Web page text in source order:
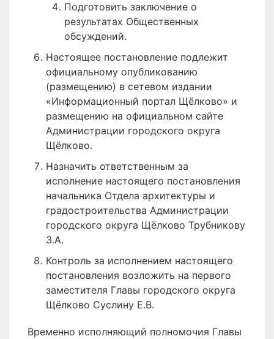
Подготовить заключение о
результатах Общественных
обсуждений.
Настоящее постановление подлежит
официальному опубликованию
(размещению) в сетевом издании
«Информационный портал Щёлково» и
размещению на официальном сайте
Администрации городского округа
Щёлково.
Назначить ответственным за
исполнение настоящего постановления
начальника Отдела архитектуры и
градостроительства Администрации
городского округа Щёлково Трубникову
З.А.
Контроль за исполнением настоящего
постановления возложить на первого
заместителя Главы городского округа
Щёлково Суслину Е.В.
Временно исполняющий полномочия Главы